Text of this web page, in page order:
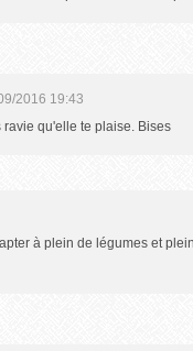
2016 19:43
qu'elle te plaise. Bises
à plein de légumes et